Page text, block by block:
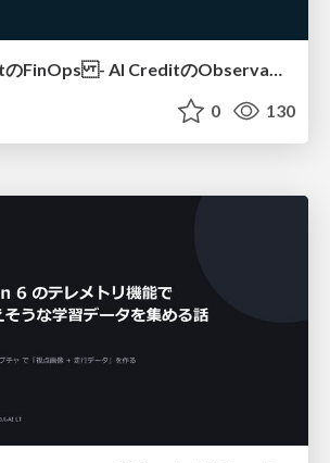
GitHub CopilotのFinOps - AI CreditのObservabilityと価値を生むためのエージェント設計
0 130